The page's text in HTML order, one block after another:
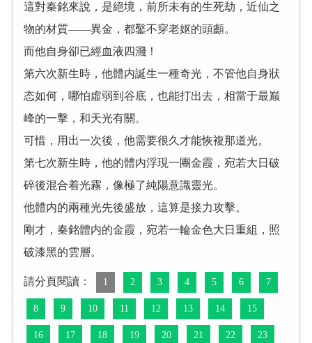
這對秦銘來說，是絕境，前所未有的生死劫，近仙之
物的材質——異金，都鑿不穿老妪的頭顱。
而他自身卻已經血液四濺！
第六次新生時，他體内誕生一種奇光，不管他自身狀
态如何，哪怕虛弱到谷底，也能打出去，相當于最巅
峰的一擊，和天光有關。
可惜，用出一次後，他需要很久才能恢複那道光。
第七次新生時，他的體内浮現一團金霞，宛若大日破
碎後混合着光霧，像極了純陽意識靈光。
他體内的兩種光先後盛放，這算是接力攻擊。
剛才，秦銘體内的金霞，宛若一輪金色大日重組，照
破漆黑的雲層。
請分頁閱讀： 1 2 3 4 5 6 7
8 9 10 11 12 13 14 15
16 17 18 19 20 21 22 23